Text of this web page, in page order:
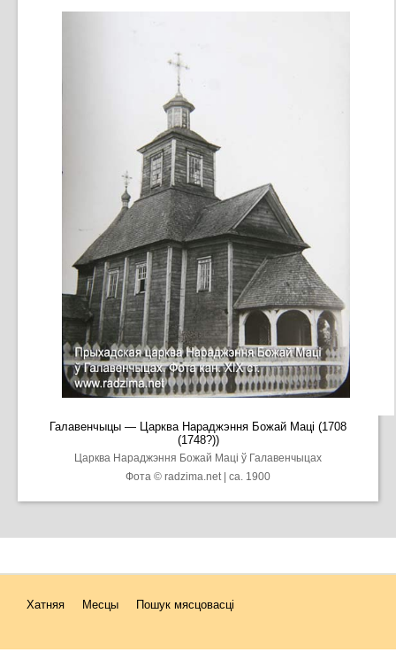
Галавенчыцы — Царква Нараджэння Божай Маці (1708
(1748?))
Царква Нараджэння Божай Маці ў Галавенчыцах
Фота © radzima.net | ca. 1900
Хатняя Месцы Пошук мясцовасці